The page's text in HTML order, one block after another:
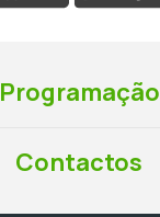
Programação
Contactos